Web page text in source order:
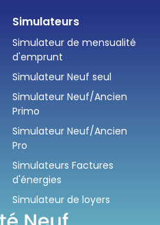
Simulateurs
Simulateur de mensualité
d'emprunt
Simulateur Neuf seul
Simulateur Neuf/Ancien
Primo
Simulateur Neuf/Ancien
Pro
Simulateurs Factures
d'énergies
Simulateur de loyers